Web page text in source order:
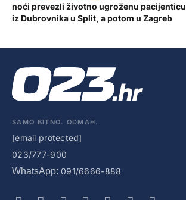
noći prevezli životno ugroženu pacijenticu
iz Dubrovnika u Split, a potom u Zagreb
SAMO BITNO. ODMAH.
[email protected]
023/777-900
WhatsApp: 091/6666-888